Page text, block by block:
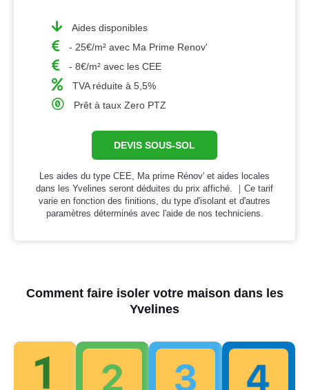
Aides disponibles
- 25€/m² avec Ma Prime Renov'
- 8€/m² avec les CEE
TVA réduite à 5,5%
Prêt à taux Zero PTZ
DEVIS SOUS-SOL
Les aides du type CEE, Ma prime Rénov' et aides locales
dans les Yvelines seront déduites du prix affiché. ｜Ce tarif
varie en fonction des finitions, du type d'isolant et d'autres
paramètres déterminés avec l'aide de nos techniciens.
Comment faire isoler votre maison dans les
Yvelines